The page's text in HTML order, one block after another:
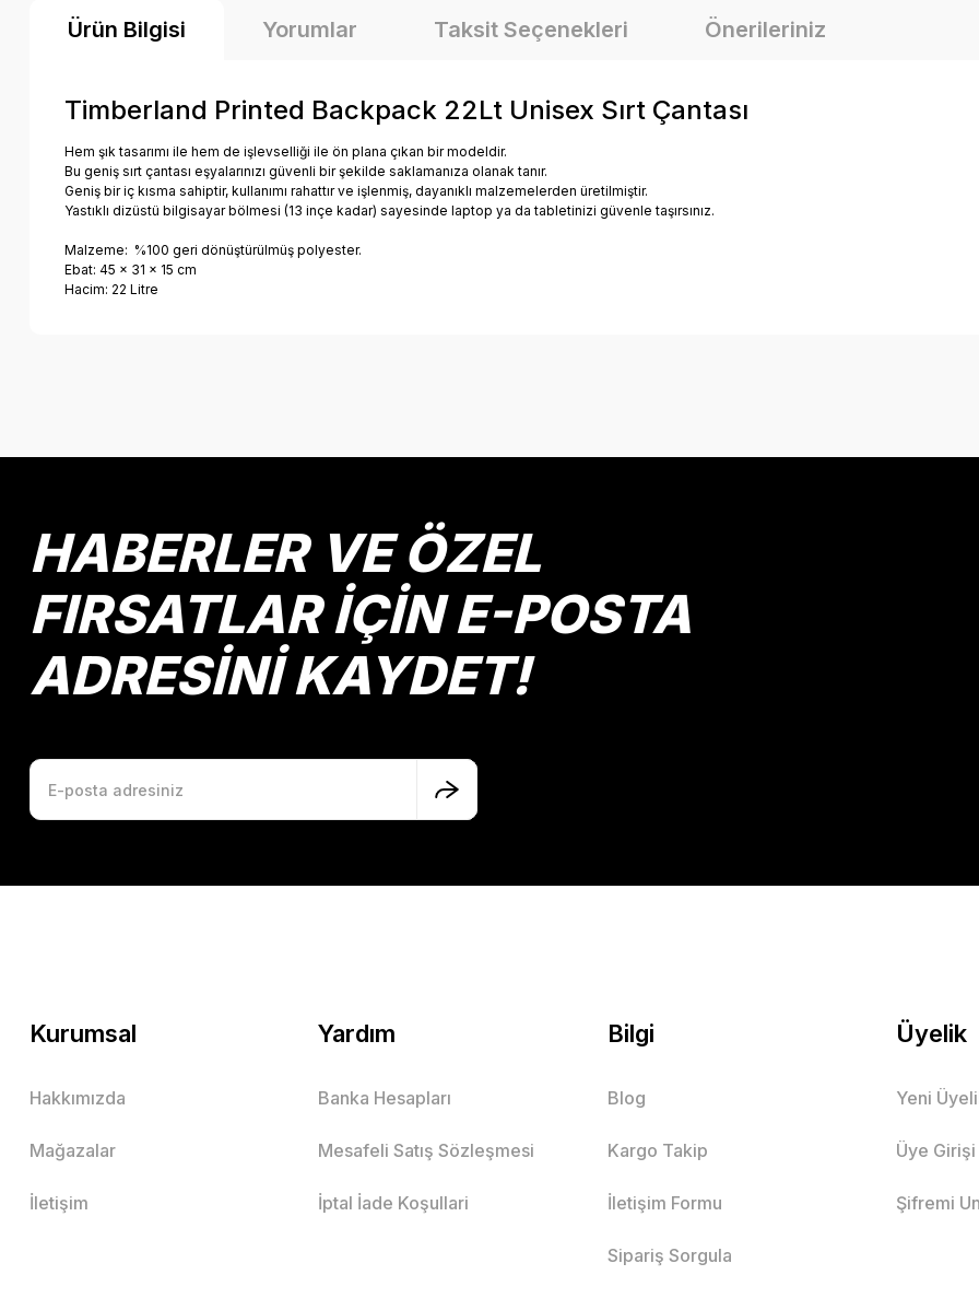
Ürün Bilgisi Yorumlar Taksit Seçenekleri Önerileriniz
Timberland Printed Backpack 22Lt Unisex Sırt Çantası
Hem şık tasarımı ile hem de işlevselliği ile ön plana çıkan bir modeldir.
Bu geniş sırt çantası eşyalarınızı güvenli bir şekilde saklamanıza olanak tanır.
Geniş bir iç kısma sahiptir, kullanımı rahattır ve işlenmiş, dayanıklı malzemelerden üretilmiştir.
Yastıklı dizüstü bilgisayar bölmesi (13 inçe kadar) sayesinde laptop ya da tabletinizi güvenle taşırsınız.
Malzeme: %100 geri dönüştürülmüş polyester.
Ebat: 45 x 31 x 15 cm
Hacim: 22 Litre
Ürün resmi kalitesiz, bozuk veya görüntülenemiyor.
Ürün fiyatı diğer sitelerden daha pahalı.
HABERLER VE ÖZEL
FIRSATLAR İÇİN E-POSTA
ADRESİNİ KAYDET!
Kurumsal
Hakkımızda
Mağazalar
İletişim
Yardım
Banka Hesapları
Mesafeli Satış Sözleşmesi
İptal İade Koşullari
Bilgi
Blog
Kargo Takip
İletişim Formu
Sipariş Sorgula
Üyelik
Yeni
Üye Girişi
Şifremi